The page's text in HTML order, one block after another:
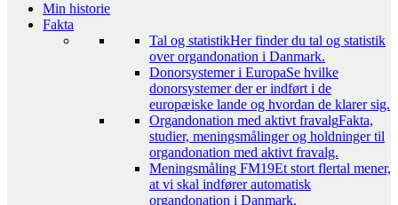
Min historie
Fakta
Tal og statistikHer finder du tal og statistik
over organdonation i Danmark.
Donorsystemer i EuropaSe hvilke
donorsystemer der er indført i de
europæiske lande og hvordan de klarer sig.
Organdonation med aktivt fravalgFakta,
studier, meningsmålinger og holdninger til
organdonation med aktivt fravalg.
Meningsmåling FM19Et stort flertal mener,
at vi skal indfører automatisk
organdonation i Danmark.